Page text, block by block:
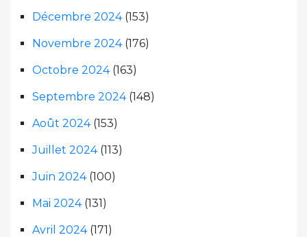
Décembre 2024(153)
Novembre 2024(176)
Octobre 2024(163)
Septembre 2024(148)
Août 2024(153)
Juillet 2024(113)
Juin 2024(100)
Mai 2024(131)
Avril 2024(171)